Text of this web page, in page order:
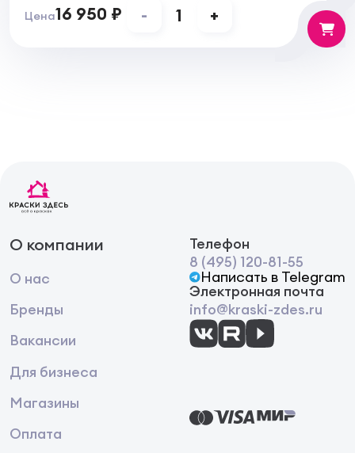
Цена16 950 ₽ - 1 +
О компании
О нас
Бренды
Вакансии
Для бизнеса
Магазины
Оплата
Телефон
8 (495) 120-81-55
Написать в Telegram
Электронная почта
info@kraski-zdes.ru